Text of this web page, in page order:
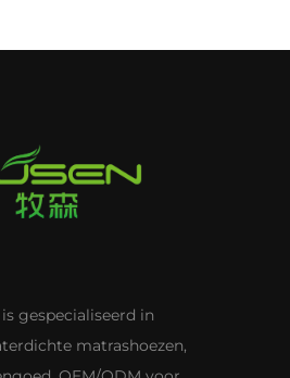
gespecialiseerd in
matrashoezen,